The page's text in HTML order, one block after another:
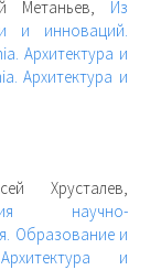
Метаньев, Из
и инноваций.
Архитектура и
Архитектура и
Хрусталев,
научно-
Образование и
и